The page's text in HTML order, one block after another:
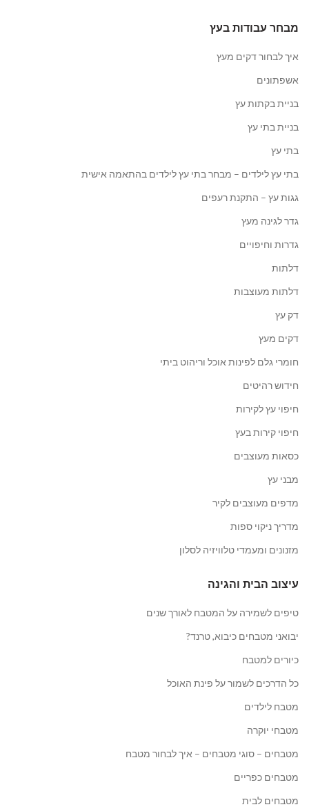
מבחר עבודות בעץ
איך לבחור דקים מעץ
אשפתונים
בניית בקתות עץ
בניית בתי עץ
בתי עץ
בתי עץ לילדים – מבחר בתי עץ לילדים בהתאמה אישית
גגות עץ – התקנת רעפים
גדר לגינה מעץ
גדרות וחיפויים
דלתות
דלתות מעוצבות
דק עץ
דקים מעץ
חומרי גלם לפינות אוכל וריהוט ביתי
חידוש רהיטים
חיפוי עץ לקירות
חיפוי קירות בעץ
כסאות מעוצבים
מבני עץ
מדפים מעוצבים לקיר
מדריך ניקוי ספות
מזנונים ומעמדי טלוויזיה לסלון
עיצוב הבית והגינה
טיפים לשמירה על המטבח לאורך שנים
יבואני מטבחים כיבוא, טרנד?
כיורים למטבח
כל הדרכים לשמור על פינת האוכל
מטבח לילדים
מטבחי יוקרה
מטבחים – סוגי מטבחים – איך לבחור מטבח
מטבחים כפריים
מטבחים לבית